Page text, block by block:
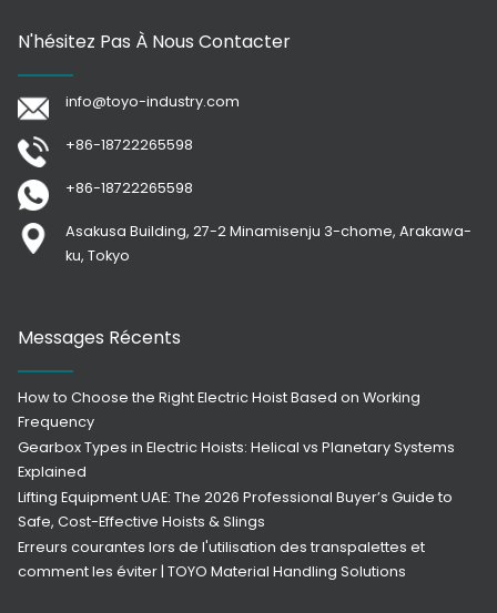
N'hésitez Pas À Nous Contacter
info@toyo-industry.com
+86-18722265598
+86-18722265598
Asakusa Building, 27-2 Minamisenju 3-chome, Arakawa-
ku, Tokyo
Messages Récents
How to Choose the Right Electric Hoist Based on Working
Frequency
Gearbox Types in Electric Hoists: Helical vs Planetary Systems
Explained
Lifting Equipment UAE: The 2026 Professional Buyer’s Guide to
Safe, Cost-Effective Hoists & Slings
Erreurs courantes lors de l'utilisation des transpalettes et
comment les éviter | TOYO Material Handling Solutions